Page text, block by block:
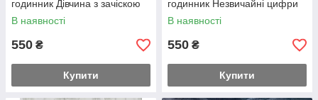
годинник Дівчина з зачіскою
В наявності
550 ₴
Купити
годинник Незвичайні цифри
В наявності
550 ₴
Купити